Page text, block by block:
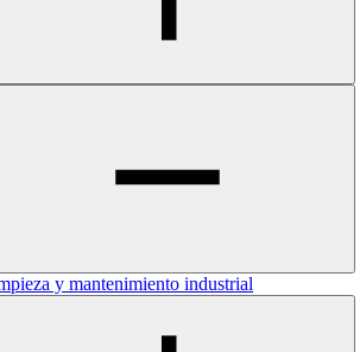
y mantenimiento industrial